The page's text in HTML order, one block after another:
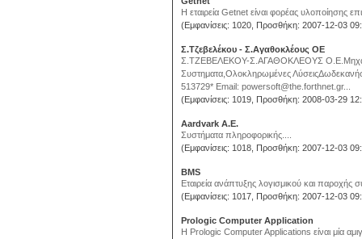
H εταιρεία Getnet είναι φορέας υλοποίησης
(Εμφανίσεις: 1020, Προσθήκη: 2007-12-03
Σ.Τζεβελέκου - Σ.Αγαθοκλέους ΟΕ
Σ.ΤΖΕΒΕΛΕΚΟΥ-Σ.ΑΓΑΘΟΚΛΕΟΥΣ
Συστηματα,Ολοκληρωμένες
513729* Email: powersoft@the.forthnet.gr...
(Εμφανίσεις: 1019, Προσθήκη: 2008-03-29
Aardvark Α.Ε.
Συστήματα πληροφορικής....
(Εμφανίσεις: 1018, Προσθήκη: 2007-12-03
BMS
Eταιρεία ανάπτυξης λογισμικού και
(Εμφανίσεις: 1017, Προσθήκη: 2007-12-03
Prologic Computer Application
H Prologic Computer Applications είναι μία